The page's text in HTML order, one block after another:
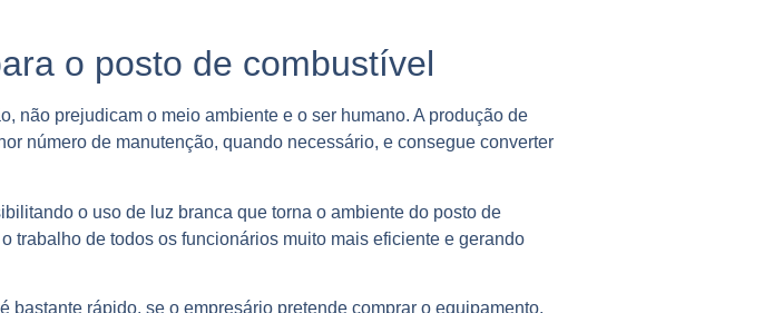
o posto de combustível
não prejudicam o meio ambiente e o ser humano. A produção de
número de manutenção, quando necessário, e consegue converter
o uso de luz branca que torna o ambiente do posto de
trabalho de todos os funcionários muito mais eficiente e gerando
rápido, se o empresário pretende comprar o equipamento.